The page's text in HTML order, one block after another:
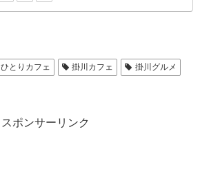
ひとりカフェ 掛川カフェ
掛川グルメ
スポンサーリンク